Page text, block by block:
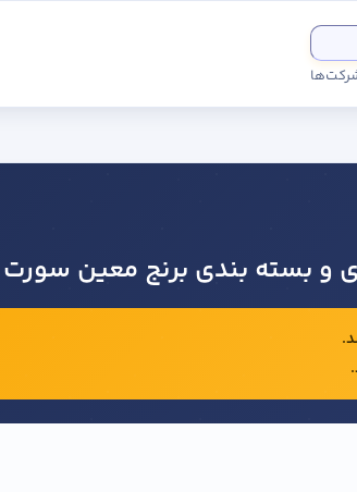
و بسته بندی برنج معین سورت